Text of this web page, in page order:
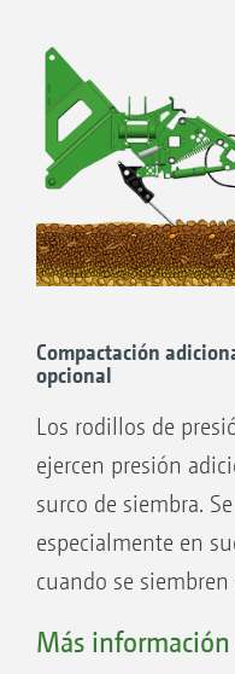
Compactación
opcional
Los rodillos de
ejercen presión
surco de siembra.
especialmente en
cuando se
rodillos de
Más información